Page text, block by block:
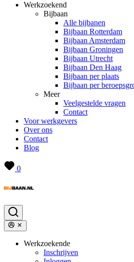
Werkzoekend
Bijbaan
Alle bijbanen
Bijbaan Rotterdam
Bijbaan Amsterdam
Bijbaan Groningen
Bijbaan Utrecht
Bijbaan Den Haag
Bijbaan per plaats
Bijbaan per
Meer
Veelgestelde vragen
Contact
Voor werkgevers
Over ons
Contact
Blog
0
Werkzoekende
Inschrijven